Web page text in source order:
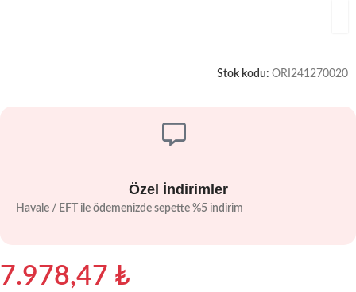
Stok kodu: ORI241270020
Özel İndirimler
Havale / EFT ile ödemenizde sepette %5 indirim
7.978,47 ₺